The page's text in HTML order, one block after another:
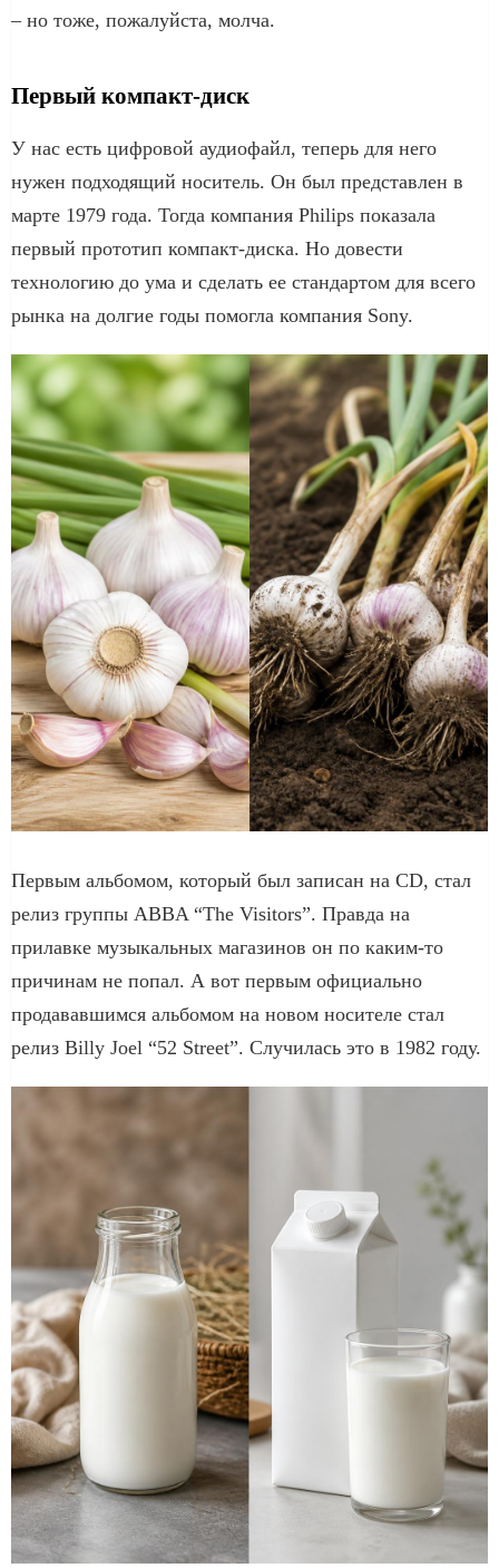
– но тоже, пожалуйста, молча.
Первый компакт-диск
У нас есть цифровой аудиофайл, теперь для него
нужен подходящий носитель. Он был представлен в
марте 1979 года. Тогда компания Philips показала
первый прототип компакт-диска. Но довести
технологию до ума и сделать ее стандартом для всего
рынка на долгие годы помогла компания Sony.
Первым альбомом, который был записан на CD, стал
релиз группы ABBA “The Visitors”. Правда на
прилавке музыкальных магазинов он по каким-то
причинам не попал. А вот первым официально
продававшимся альбомом на новом носителе стал
релиз Billy Joel “52 Street”. Случилась это в 1982 году.